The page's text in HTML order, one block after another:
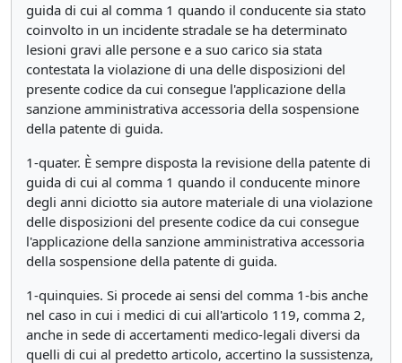
guida di cui al comma 1 quando il conducente sia stato
coinvolto in un incidente stradale se ha determinato
lesioni gravi alle persone e a suo carico sia stata
contestata la violazione di una delle disposizioni del
presente codice da cui consegue l'applicazione della
sanzione amministrativa accessoria della sospensione
della patente di guida.
1-quater. È sempre disposta la revisione della patente di
guida di cui al comma 1 quando il conducente minore
degli anni diciotto sia autore materiale di una violazione
delle disposizioni del presente codice da cui consegue
l'applicazione della sanzione amministrativa accessoria
della sospensione della patente di guida.
1-quinquies. Si procede ai sensi del comma 1-bis anche
nel caso in cui i medici di cui all'articolo 119, comma 2,
anche in sede di accertamenti medico-legali diversi da
quelli di cui al predetto articolo, accertino la sussistenza,